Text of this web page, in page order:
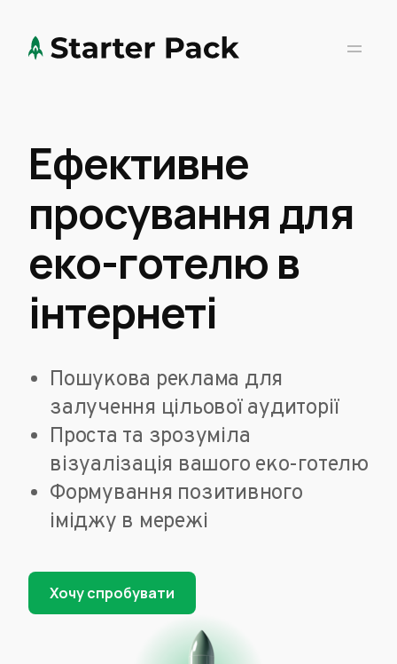
Ефективне
просування для
еко-готелю в
інтернеті
Пошукова реклама для
залучення цільової аудиторії
Проста та зрозуміла
візуалізація вашого еко-готелю
Формування позитивного
іміджу в мережі
Хочу спробувати